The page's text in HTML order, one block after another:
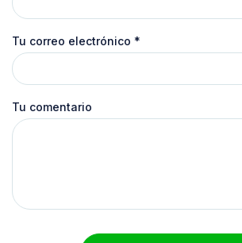
Tu correo electrónico *
Tu comentario